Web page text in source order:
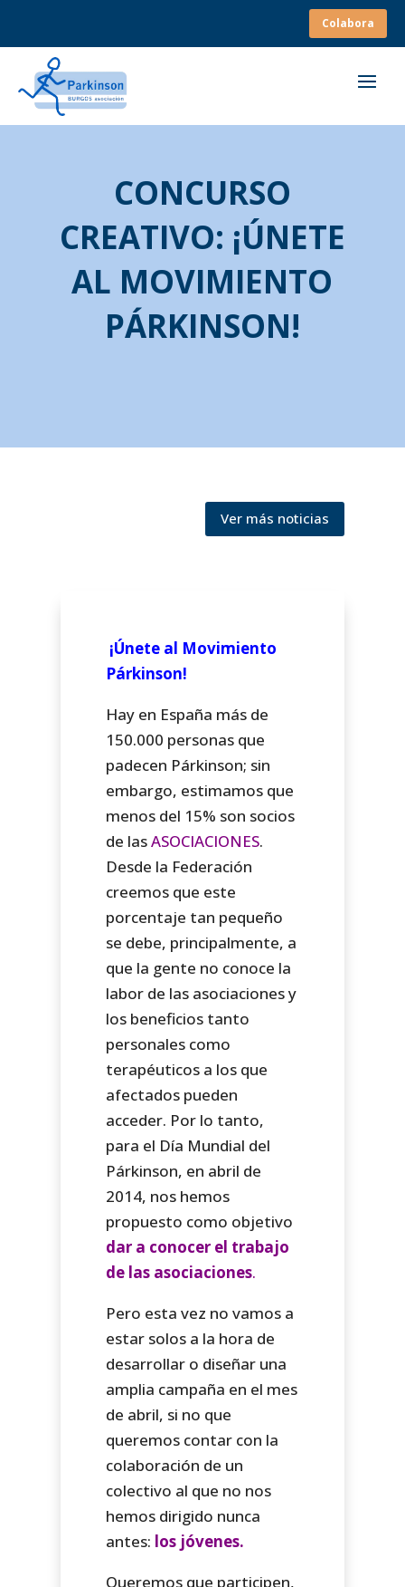
Colabora
CONCURSO
CREATIVO: ¡ÚNETE
AL MOVIMIENTO
PÁRKINSON!
Ver más noticias
¡Únete al Movimiento
Párkinson!
Hay en España más de
150.000 personas que
padecen Párkinson; sin
embargo, estimamos que
menos del 15% son socios
de lasASOCIACIONES.
Desde la Federación
creemos que este
porcentaje tan pequeño
se debe, principalmente, a
que la gente no conoce la
labor de las asociaciones y
los beneficios tanto
personales como
terapéuticos a los que
afectados pueden
acceder. Por lo tanto,
para el Día Mundial del
Párkinson, en abril de
2014, nos hemos
propuesto como objetivo
dar a conocer el trabajo
de las asociaciones.
Pero esta vez no vamos a
estar solos a la hora de
desarrollar o diseñar una
amplia campaña en el mes
de abril, si no que
queremos contar con la
colaboración de un
colectivo al que no nos
hemos dirigido nunca
antes: los jóvenes.
Queremos que participen,